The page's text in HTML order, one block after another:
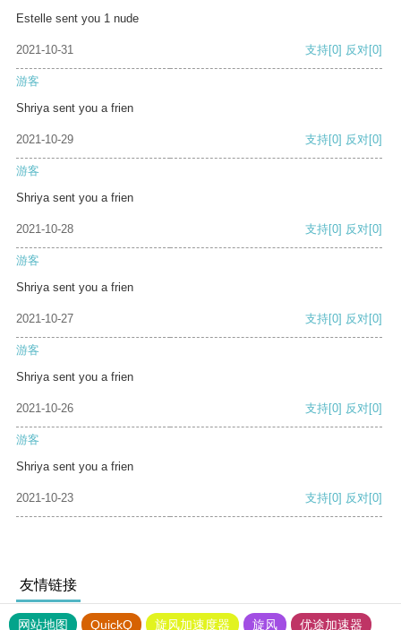
Estelle sent you 1 nude
2021-10-31 支持[0] 反对[0]
游客
Shriya sent you a frien
2021-10-29 支持[0] 反对[0]
游客
Shriya sent you a frien
2021-10-28 支持[0] 反对[0]
游客
Shriya sent you a frien
2021-10-27 支持[0] 反对[0]
游客
Shriya sent you a frien
2021-10-26 支持[0] 反对[0]
游客
Shriya sent you a frien
2021-10-23 支持[0] 反对[0]
友情链接
网站地图 QuickQ 旋风加速度器 旋风 优途加速器